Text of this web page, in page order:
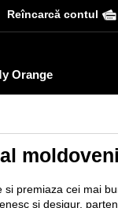
Reîncarcă contul
Orange
premiaza cei mai
si desigur,